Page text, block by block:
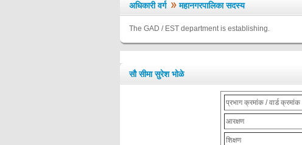
अधिकारी वर्ग महानगरपालिका सदस्य
The GAD / EST department is establishing.
सौ सीमा सुरेश भोळे
प्रभाग क्रमांक / वार्ड क्रमांक
आरक्षण
शिक्षण